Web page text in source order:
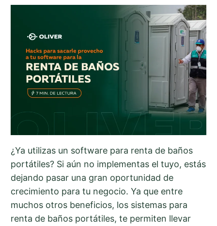
¿Ya utilizas un software para renta de baños
portátiles? Si aún no implementas el tuyo, estás
dejando pasar una gran oportunidad de
crecimiento para tu negocio. Ya que entre
muchos otros beneficios, los sistemas para
renta de baños portátiles, te permiten llevar